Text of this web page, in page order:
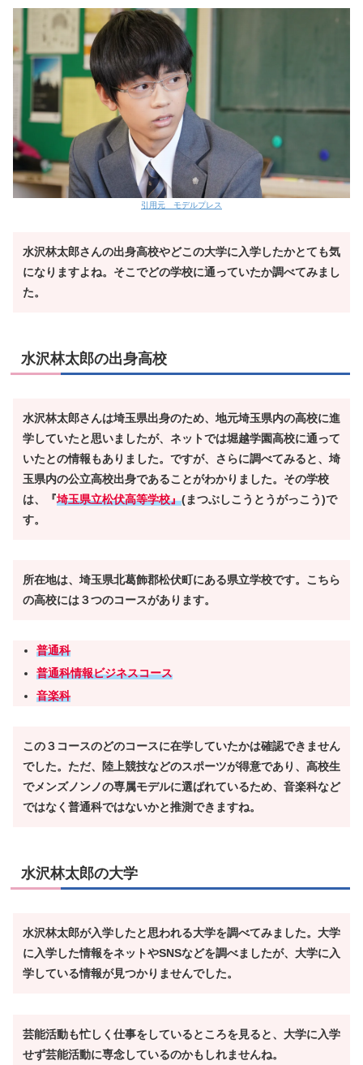
引用元 モデルプレス
水沢林太郎さんの出身高校やどこの大学に入学したかとても気
になりますよね。そこでどの学校に通っていたか調べてみまし
た。
水沢林太郎の出身高校
水沢林太郎さんは埼玉県出身のため、地元埼玉県内の高校に進
学していたと思いましたが、ネットでは堀越学園高校に通って
いたとの情報もありました。ですが、さらに調べてみると、埼
玉県内の公立高校出身であることがわかりました。その学校
は、『埼玉県立松伏高等学校』(まつぶしこうとうがっこう)で
す。
所在地は、埼玉県北葛飾郡松伏町にある県立学校です。こちら
の高校には３つのコースがあります。
普通科
普通科情報ビジネスコース
音楽科
この３コースのどのコースに在学していたかは確認できません
でした。ただ、陸上競技などのスポーツが得意であり、高校生
でメンズノンノの専属モデルに選ばれているため、音楽科など
ではなく普通科ではないかと推測できますね。
水沢林太郎の大学
水沢林太郎が入学したと思われる大学を調べてみました。大学
に入学した情報をネットやSNSなどを調べましたが、大学に入
学している情報が見つかりませんでした。
芸能活動も忙しく仕事をしているところを見ると、大学に入学
せず芸能活動に専念しているのかもしれませんね。